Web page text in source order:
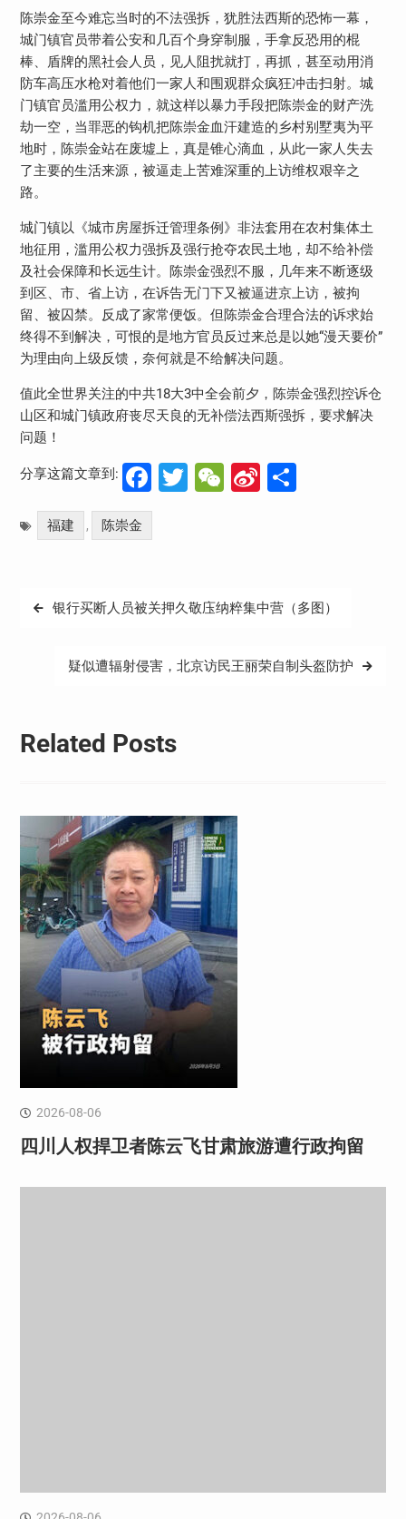
陈崇金至今难忘当时的不法强拆，犹胜法西斯的恐怖一幕，
城门镇官员带着公安和几百个身穿制服，手拿反恐用的棍
棒、盾牌的黑社会人员，见人阻扰就打，再抓，甚至动用消
防车高压水枪对着他们一家人和围观群众疯狂冲击扫射。城
门镇官员滥用公权力，就这样以暴力手段把陈崇金的财产洗
劫一空，当罪恶的钩机把陈崇金血汗建造的乡村别墅夷为平
地时，陈崇金站在废墟上，真是锥心滴血，从此一家人失去
了主要的生活来源，被逼走上苦难深重的上访维权艰辛之
路。
城门镇以《城市房屋拆迁管理条例》非法套用在农村集体土
地征用，滥用公权力强拆及强行抢夺农民土地，却不给补偿
及社会保障和长远生计。陈崇金强烈不服，几年来不断逐级
到区、市、省上访，在诉告无门下又被逼进京上访，被拘
留、被囚禁。反成了家常便饭。但陈崇金合理合法的诉求始
终得不到解决，可恨的是地方官员反过来总是以她“漫天要价”
为理由向上级反馈，奈何就是不给解决问题。
值此全世界关注的中共18大3中全会前夕，陈崇金强烈控诉仓
山区和城门镇政府丧尽天良的无补偿法西斯强拆，要求解决
问题！
分享这篇文章到: Facebook
Twitter
WeChat
Sina分
福建 , 陈崇金
文
银行买断人员被关押久敬庒纳粹集中营（多图）
疑似遭辐射侵害，北京访民王丽荣自制头盔防护
Related Posts
2026-08-06
四川人权捍卫者陈云飞甘肃旅游遭行政拘留